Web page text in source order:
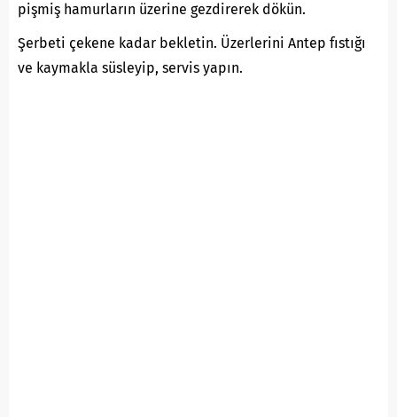
pişmiş hamurların üzerine gezdirerek dökün.
Şerbeti çekene kadar bekletin. Üzerlerini Antep fıstığı
ve kaymakla süsleyip, servis yapın.